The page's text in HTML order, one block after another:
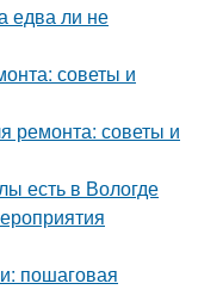
едва ли не
советы и
ремонта: советы и
есть в Вологде
пошаговая